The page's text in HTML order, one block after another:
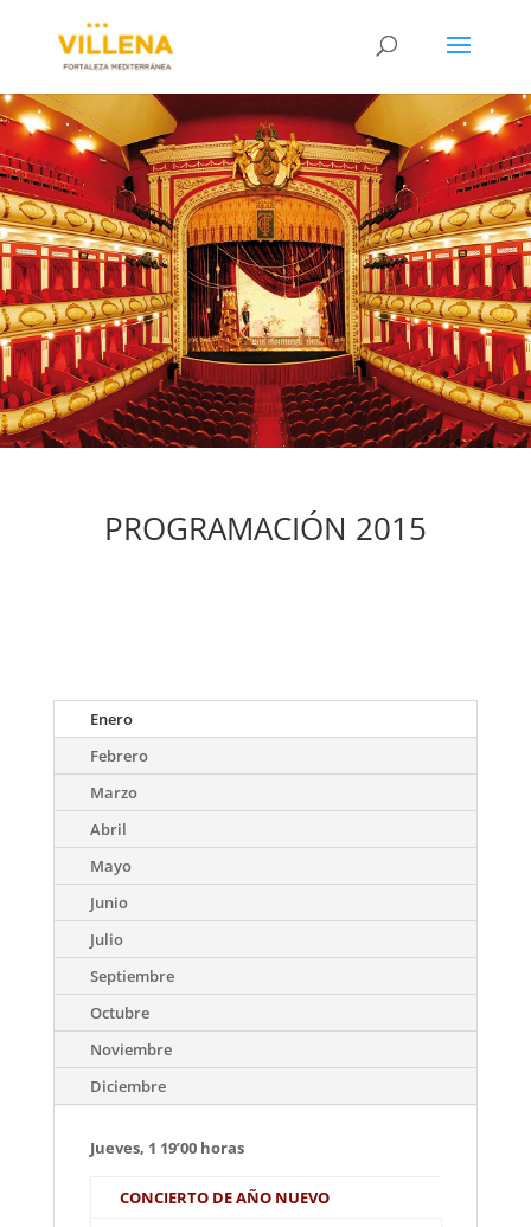
PROGRAMACIÓN 2015
Enero
Febrero
Marzo
Abril
Mayo
Junio
Julio
Septiembre
Octubre
Noviembre
Diciembre
Jueves, 1 19’00 horas
CONCIERTO DE AÑO NUEVO